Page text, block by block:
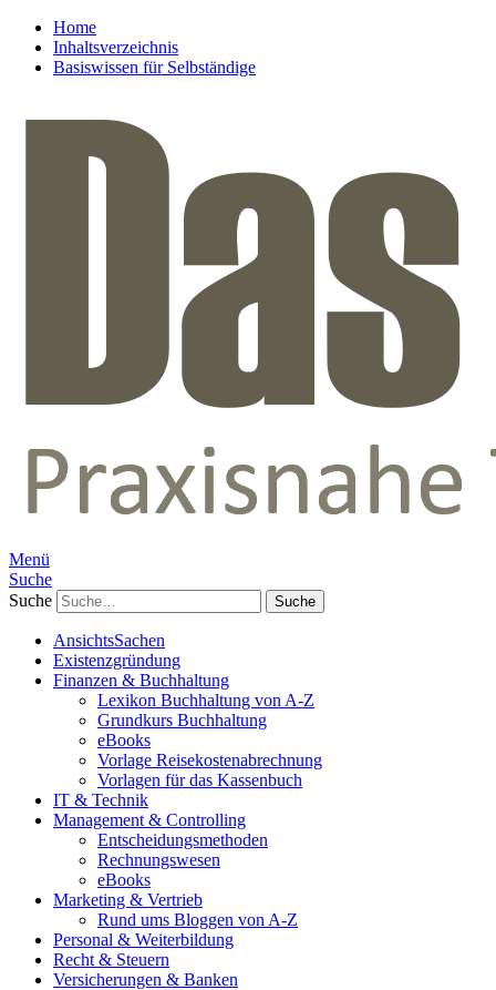
Home
Inhaltsverzeichnis
Basiswissen für Selbständige
Menü
Suche
Suche
AnsichtsSachen
Existenzgründung
Finanzen & Buchhaltung
Lexikon Buchhaltung von A-Z
Grundkurs Buchhaltung
eBooks
Vorlage Reisekostenabrechnung
Vorlagen für das Kassenbuch
IT & Technik
Management & Controlling
Entscheidungsmethoden
Rechnungswesen
eBooks
Marketing & Vertrieb
Rund ums Bloggen von A-Z
Personal & Weiterbildung
Recht & Steuern
Versicherungen & Banken